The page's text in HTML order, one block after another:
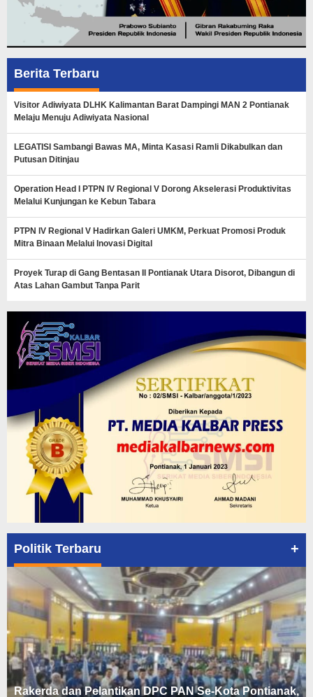
Berita Terbaru
Visitor Adiwiyata DLHK Kalimantan Barat Dampingi MAN 2 Pontianak
Melaju Menuju Adiwiyata Nasional
LEGATISI Sambangi Bawas MA, Minta Kasasi Ramli Dikabulkan dan
Putusan Ditinjau
Operation Head I PTPN IV Regional V Dorong Akselerasi Produktivitas
Melalui Kunjungan ke Kebun Tabara
PTPN IV Regional V Hadirkan Galeri UMKM, Perkuat Promosi Produk
Mitra Binaan Melalui Inovasi Digital
Proyek Turap di Gang Bentasan II Pontianak Utara Disorot, Dibangun di
Atas Lahan Gambut Tanpa Parit
Politik Terbaru +
Rakerda dan Pelantikan DPC PAN Se-Kota Pontianak,